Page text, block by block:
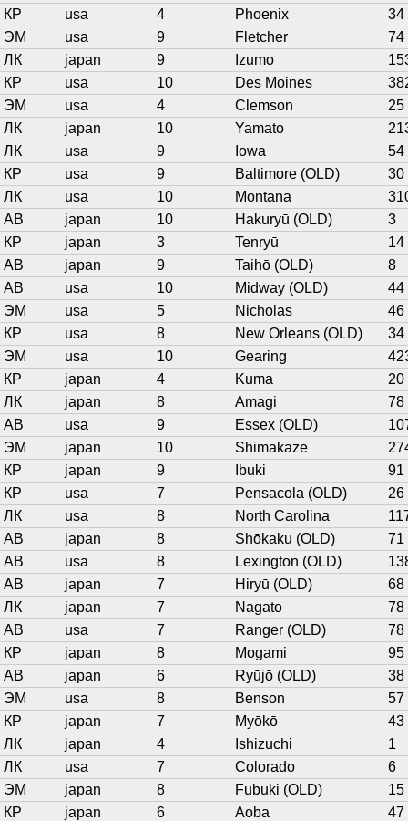
КР
usa 4 Phoenix
34
ЭМ
usa 9 Fletcher
74
ЛК
japan 9 Izumo
КР
usa 10 Des Moines
ЭМ
usa 4 Clemson
25
ЛК
japan 10 Yamato
ЛК
usa 9 Iowa
54
КР
usa 9 Baltimore (OLD)
30
ЛК
usa 10 Montana
АВ
japan 10 Hakuryū (OLD)
3
КР
japan 3 Tenryū
14
АВ
japan 9 Taihō (OLD)
8
АВ
usa 10 Midway (OLD)
44
ЭМ
usa 5 Nicholas
46
КР
usa 8 New Orleans (OLD)
34
ЭМ
usa 10 Gearing
КР
japan 4 Kuma
20
ЛК
japan 8 Amagi
78
АВ
usa 9 Essex (OLD)
ЭМ
japan 10 Shimakaze
КР
japan 9 Ibuki
91
КР
usa 7 Pensacola (OLD)
26
ЛК
usa 8 North Carolina
АВ
japan 8 Shōkaku (OLD)
71
АВ
usa 8 Lexington (OLD)
АВ
japan 7 Hiryū (OLD)
68
ЛК
japan 7 Nagato
78
АВ
usa 7 Ranger (OLD)
78
КР
japan 8 Mogami
95
АВ
japan 6 Ryūjō (OLD)
38
ЭМ
usa 8 Benson
57
КР
japan 7 Myōkō
43
ЛК
japan 4 Ishizuchi
1
ЛК
usa 7 Colorado
6
ЭМ
japan 8 Fubuki (OLD)
15
КР
japan 6 Aoba
47